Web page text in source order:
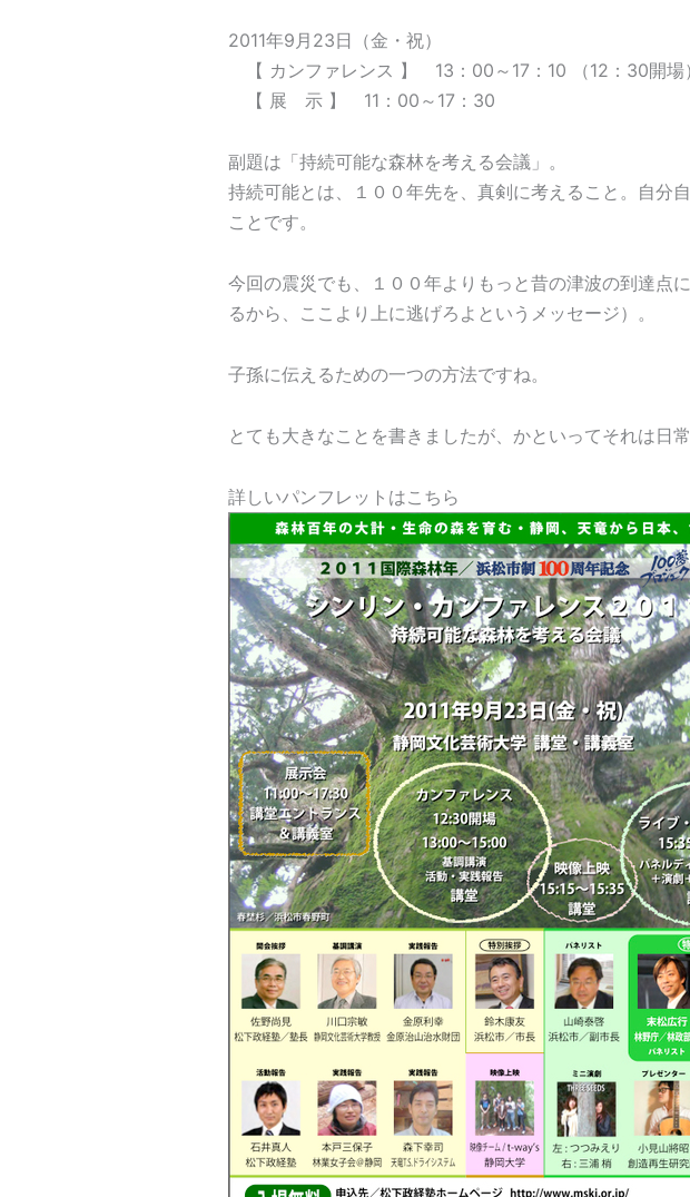
2011年9月23日（金・祝）
【 カンファレンス 】 13：00～17：10 （12：30開場）
【 展 示 】 11：00～17：30
副題は「持続可能な森林を考える会議」。
持続可能とは、１００年先を、真剣に考えること。自分
ことです。
今回の震災でも、１００年よりもっと昔の津波の到達点
るから、ここより上に逃げろよというメッセージ）。
子孫に伝えるための一つの方法ですね。
とても大きなことを書きましたが、かといってそれは日
詳しいパンフレットはこちら